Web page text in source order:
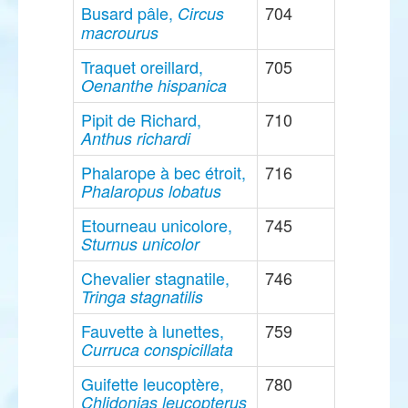
Busard pâle, Circus
macrourus
704
Traquet oreillard,
Oenanthe hispanica
705
Pipit de Richard,
Anthus richardi
710
Phalarope à bec étroit,
Phalaropus lobatus
716
Etourneau unicolore,
Sturnus unicolor
745
Chevalier stagnatile,
Tringa stagnatilis
746
Fauvette à lunettes,
Curruca conspicillata
759
Guifette leucoptère,
Chlidonias leucopterus
780